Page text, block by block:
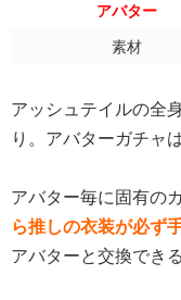
アバター
素材
アッシュテイルの全
り。アバターガチャ
アバター毎に固有の
ら推しの衣装が必ず
アバターと交換でき